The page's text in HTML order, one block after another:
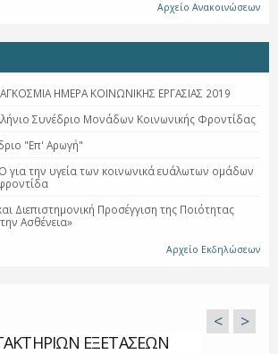
Αρχείο Ανακοινώσεων
ΗΜΕΡΑ ΚΟΙΝΩΝΙΚΗΣ ΕΡΓΑΣΙΑΣ 2019
Συνέδριο Μονάδων Κοινωνικής Φροντίδας
"Επ' Αρωγή"
για την υγεία των κοινωνικά ευάλωτων ομάδων
Διεπιστημονική Προσέγγιση της Ποιότητας
Ασθένεια»
Αρχείο Εκδηλώσεων
ΕΞΕΤΑΣΕΩΝ
< >